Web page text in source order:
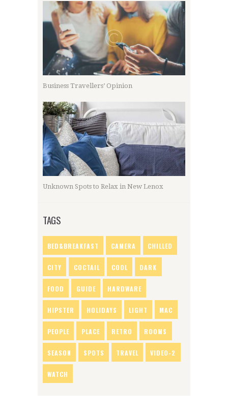
Business Travellers’ Opinion
Unknown Spots to Relax in New Lenox
TAGS
BED&BREAKFAST CAMERA CHILLED
CITY COCTAIL COOL DARK
FOOD GUIDE HARDWARE
HIPSTER HOLIDAYS LIGHT MAC
PEOPLE PLACE RETRO ROOMS
SEASON SPOTS TRAVEL VIDEO-2
WATCH